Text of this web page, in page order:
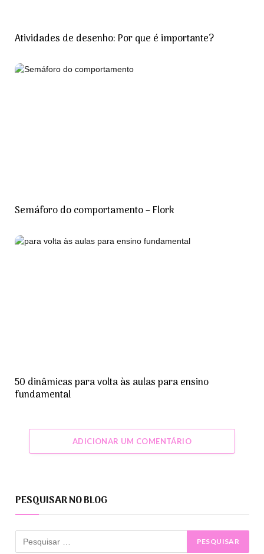
Atividades de desenho: Por que é importante?
Semáforo do comportamento – Flork
50 dinâmicas para volta às aulas para ensino
fundamental
ADICIONAR UM COMENTÁRIO
PESQUISAR NO BLOG